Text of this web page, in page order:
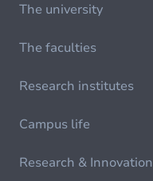
The university
The faculties
Research institutes
Campus life
Research & Innovation